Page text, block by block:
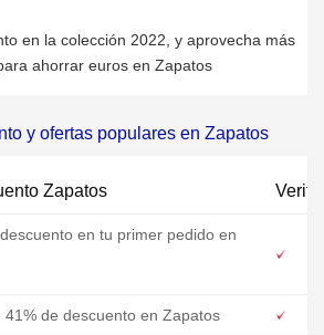
en la colección 2022, y aprovecha más
ahorrar euros en Zapatos
y ofertas populares en Zapatos
Zapatos
en tu primer pedido en
de descuento en Zapatos